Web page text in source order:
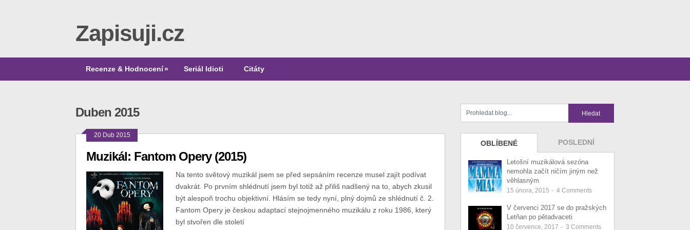
Zapisuji.cz
Recenze & Hodnocení» Seriál Idioti Citáty
Duben 2015
20 Dub 2015
Muzikál: Fantom Opery (2015)
Na tento světový muzikál jsem se před sepsáním recenze musel zajít podívat
dvakrát. Po prvním shlédnutí jsem byl totiž až přiliš nadšený na to, abych zkusil
být alespoň trochu objektivní. Hlásím se tedy nyní, plný dojmů ze shlédnutí č. 2.
Fantom Opery je českou adaptací stejnojmenného muzikálu z roku 1986, který
byl stvořen dle století
OBLÍBENÉ POSLEDNÍ
Letošní muzikálová sezóna
nemohla začít ničím jiným než
věhlasným
15 února, 2015 - 4 Comments
V červenci 2017 se do pražských
Letňan po pětadvaceti
10 července, 2017 - 3 Comments